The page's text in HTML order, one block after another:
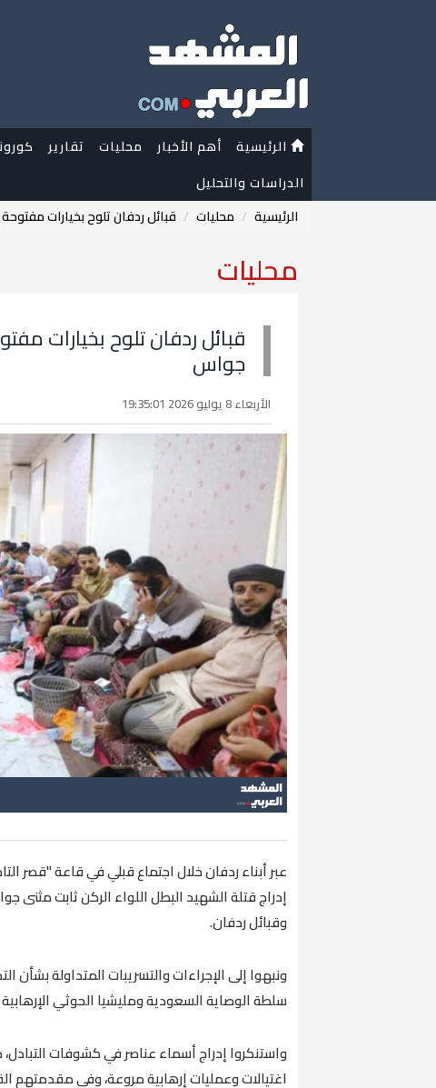
الرئيسية أهم الأخبار محليات تقارير
الدراسات والتحليل
الرئيسية
محليات قبائل ردفان تلوح بخيارات
محليات
قبائل ردفان تلوح بخيارات
جواس
الأربعاء 8 يوليو 2026 19:35:01
عبر أبناء ردفان خلال اجتماع قبلي في قاعة "قصر
إدراج قتلة الشهيد البطل اللواء الركن ثابت
وقبائل ردفان.
ونبهوا إلى الإجراءات والتسريبات المتداولة بشأن
سلطة الوصاية السعودية ومليشيا الحوثي
​واستنكروا إدراج أسماء عناصر في كشوفات
اغتيالات وعمليات إرهابية مروعة، وفي مقدمتهم